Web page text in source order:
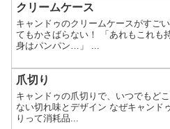
クリームケース
キャンドゥのクリームケースがすご
てもかさばらない！ 「あれもこれも
身はパンパン…」 ...
爪切り
キャンドゥの爪切りで、いつでもど
ない切れ味とデザイン なぜキャンド
りって消耗品...